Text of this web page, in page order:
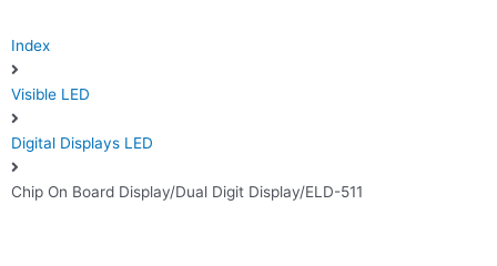
Index
Visible LED
Digital Displays LED
Chip On Board Display/Dual Digit Display/ELD-511